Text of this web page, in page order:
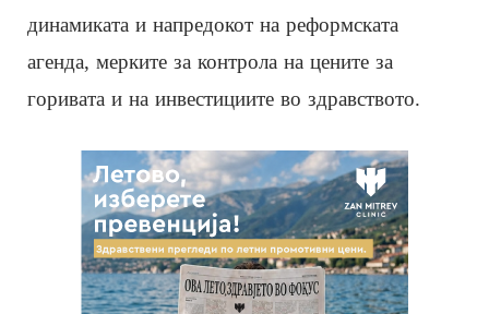
динамиката и напредокот на реформската
агенда, мерките за контрола на цените за
горивата и на инвестициите во здравството.